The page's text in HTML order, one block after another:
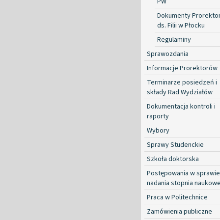
Dokumenty
ds. Filii w Płocku
Regulaminy
Sprawozdania
Informacje Prorektorów
Terminarze posiedzeń i
składy Rad Wydziałów
Dokumentacja kontroli i
raporty
Wybory
Sprawy Studenckie
Szkoła doktorska
Postępowania w sprawie
nadania stopnia
Praca w Politechnice
Zamówienia publiczne